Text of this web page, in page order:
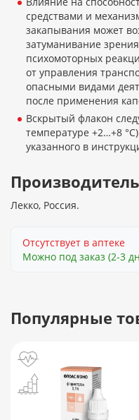
средствами и
закапывания может
затуманивание
психомоторных
от управления
опасными видами
после применения
Вскрытый флакон
температуре +2…+8
указанного в
Производитель
Лекко, Россия.
Отсутствует в аптеке
Можно под заказ (2-3
Популярные